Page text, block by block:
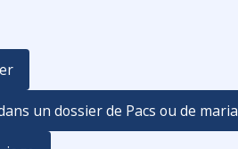
un dossier de Pacs ou de